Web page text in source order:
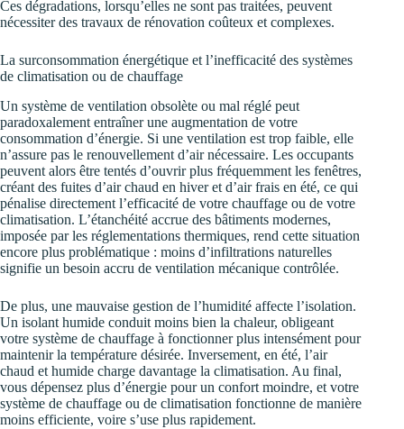
Ces dégradations, lorsqu’elles ne sont pas traitées, peuvent
nécessiter des travaux de rénovation coûteux et complexes.
La surconsommation énergétique et l’inefficacité des systèmes
de climatisation ou de chauffage
Un système de ventilation obsolète ou mal réglé peut
paradoxalement entraîner une augmentation de votre
consommation d’énergie. Si une ventilation est trop faible, elle
n’assure pas le renouvellement d’air nécessaire. Les occupants
peuvent alors être tentés d’ouvrir plus fréquemment les fenêtres,
créant des fuites d’air chaud en hiver et d’air frais en été, ce qui
pénalise directement l’efficacité de votre chauffage ou de votre
climatisation. L’étanchéité accrue des bâtiments modernes,
imposée par les réglementations thermiques, rend cette situation
encore plus problématique : moins d’infiltrations naturelles
signifie un besoin accru de ventilation mécanique contrôlée.
De plus, une mauvaise gestion de l’humidité affecte l’isolation.
Un isolant humide conduit moins bien la chaleur, obligeant
votre système de chauffage à fonctionner plus intensément pour
maintenir la température désirée. Inversement, en été, l’air
chaud et humide charge davantage la climatisation. Au final,
vous dépensez plus d’énergie pour un confort moindre, et votre
système de chauffage ou de climatisation fonctionne de manière
moins efficiente, voire s’use plus rapidement.